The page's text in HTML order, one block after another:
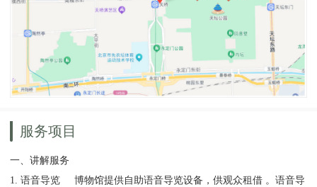
服务项目
一、讲解服务
1. 语音导览 博物馆提供自助语音导览设备，供观众租借 。语音导